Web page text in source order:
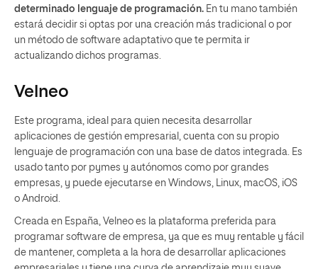
determinado lenguaje de programación. En tu mano también
estará decidir si optas por una creación más tradicional o por
un método de software adaptativo que te permita ir
actualizando dichos programas.
Velneo
Este programa, ideal para quien necesita desarrollar
aplicaciones de gestión empresarial, cuenta con su propio
lenguaje de programación con una base de datos integrada. Es
usado tanto por pymes y autónomos como por grandes
empresas, y puede ejecutarse en Windows, Linux, macOS, iOS
o Android.
Creada en España, Velneo es la plataforma preferida para
programar software de empresa, ya que es muy rentable y fácil
de mantener, completa a la hora de desarrollar aplicaciones